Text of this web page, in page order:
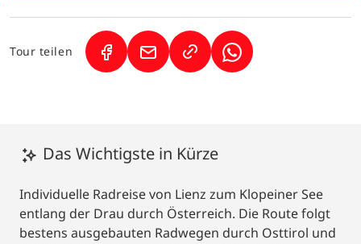
Das Wichtigste in Kürze
Individuelle Radreise von Lienz zum Klopeiner See
entlang der Drau durch Österreich. Die Route folgt
bestens ausgebauten Radwegen durch Osttirol und
Tour teilen (Link öffnet in neuem Tab)
(Link öffnet in neuem Tab)
(Link öffnet in